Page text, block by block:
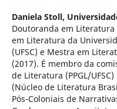
Daniela Stoll,
Doutoranda em Literatura
em Literatura da
(UFSC) e Mestra em
(2017). É membro da
de Literatura (PPGL/
(Núcleo de Literatura
Pós-Coloniais de